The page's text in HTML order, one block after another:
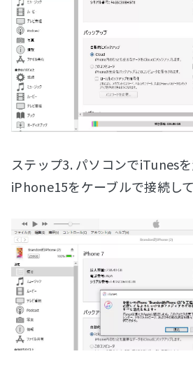
ステップ3. パソコンでiTunesを
iPhone15をケーブルで接続して